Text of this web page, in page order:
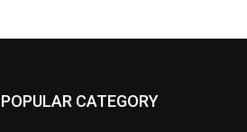
POPULAR CATEGORY